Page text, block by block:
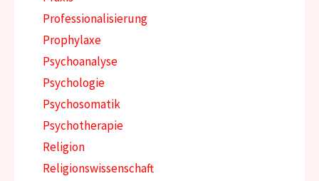
Professionalisierung
Prophylaxe
Psychoanalyse
Psychologie
Psychosomatik
Psychotherapie
Religion
Religionswissenschaft